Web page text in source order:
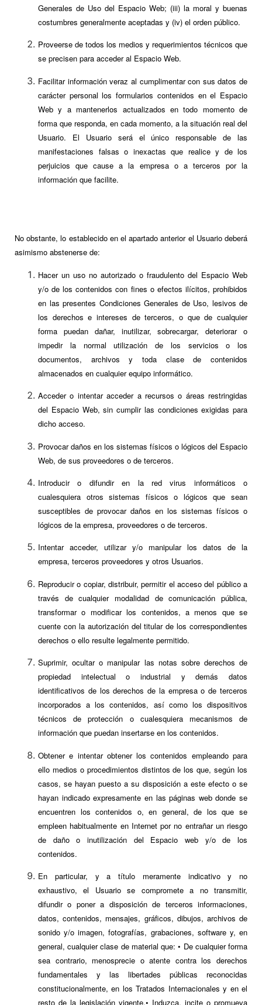
Generales de Uso del Espacio Web; (iii) la moral y buenas
costumbres generalmente aceptadas y (iv) el orden público.
Proveerse de todos los medios y requerimientos técnicos que
se precisen para acceder al Espacio Web.
Facilitar información veraz al cumplimentar con sus datos de
carácter personal los formularios contenidos en el Espacio
Web y a mantenerlos actualizados en todo momento de
forma que responda, en cada momento, a la situación real del
Usuario. El Usuario será el único responsable de las
manifestaciones falsas o inexactas que realice y de los
perjuicios que cause a la empresa o a terceros por la
información que facilite.
No obstante, lo establecido en el apartado anterior el Usuario deberá
asimismo abstenerse de:
Hacer un uso no autorizado o fraudulento del Espacio Web
y/o de los contenidos con fines o efectos ilícitos, prohibidos
en las presentes Condiciones Generales de Uso, lesivos de
los derechos e intereses de terceros, o que de cualquier
forma puedan dañar, inutilizar, sobrecargar, deteriorar o
impedir la normal utilización de los servicios o los
documentos, archivos y toda clase de contenidos
almacenados en cualquier equipo informático.
Acceder o intentar acceder a recursos o áreas restringidas
del Espacio Web, sin cumplir las condiciones exigidas para
dicho acceso.
Provocar daños en los sistemas físicos o lógicos del Espacio
Web, de sus proveedores o de terceros.
Introducir o difundir en la red virus informáticos o
cualesquiera otros sistemas físicos o lógicos que sean
susceptibles de provocar daños en los sistemas físicos o
lógicos de la empresa, proveedores o de terceros.
Intentar acceder, utilizar y/o manipular los datos de la
empresa, terceros proveedores y otros Usuarios.
Reproducir o copiar, distribuir, permitir el acceso del público a
través de cualquier modalidad de comunicación pública,
transformar o modificar los contenidos, a menos que se
cuente con la autorización del titular de los correspondientes
derechos o ello resulte legalmente permitido.
Suprimir, ocultar o manipular las notas sobre derechos de
propiedad intelectual o industrial y demás datos
identificativos de los derechos de la empresa o de terceros
incorporados a los contenidos, así como los dispositivos
técnicos de protección o cualesquiera mecanismos de
información que puedan insertarse en los contenidos.
Obtener e intentar obtener los contenidos empleando para
ello medios o procedimientos distintos de los que, según los
casos, se hayan puesto a su disposición a este efecto o se
hayan indicado expresamente en las páginas web donde se
encuentren los contenidos o, en general, de los que se
empleen habitualmente en Internet por no entrañar un riesgo
de daño o inutilización del Espacio web y/o de los
contenidos.
En particular, y a título meramente indicativo y no
exhaustivo, el Usuario se compromete a no transmitir,
difundir o poner a disposición de terceros informaciones,
datos, contenidos, mensajes, gráficos, dibujos, archivos de
sonido y/o imagen, fotografías, grabaciones, software y, en
general, cualquier clase de material que: • De cualquier forma
sea contrario, menosprecie o atente contra los derechos
fundamentales y las libertades públicas reconocidas
constitucionalmente, en los Tratados Internacionales y en el
resto de la legislación vigente.• Induzca, incite o promueva